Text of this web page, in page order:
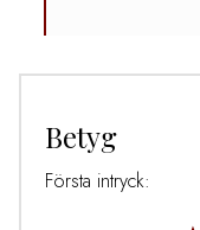
Betyg
Första intryck: